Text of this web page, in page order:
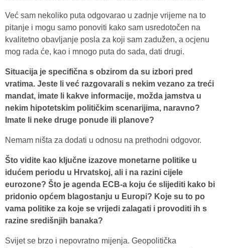
Već sam nekoliko puta odgovarao u zadnje vrijeme na to
pitanje i mogu samo ponoviti kako sam usredotočen na
kvalitetno obavljanje posla za koji sam zadužen, a ocjenu
mog rada će, kao i mnogo puta do sada, dati drugi.
Situacija je specifična s obzirom da su izbori pred
vratima. Jeste li već razgovarali s nekim vezano za treći
mandat, imate li kakve informacije, možda jamstva u
nekim hipotetskim političkim scenarijima, naravno?
Imate li neke druge ponude ili planove?
Nemam ništa za dodati u odnosu na prethodni odgovor.
Što vidite kao ključne izazove monetarne politike u
idućem periodu u Hrvatskoj, ali i na razini cijele
eurozone? Što je agenda ECB-a koju će slijediti kako bi
pridonio općem blagostanju u Europi? Koje su to po
vama politike za koje se vrijedi zalagati i provoditi ih s
razine središnjih banaka?
Svijet se brzo i nepovratno mijenja. Geopolitička